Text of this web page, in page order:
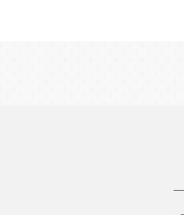
가장 높은 수준의 내마